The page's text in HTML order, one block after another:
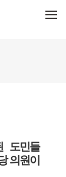
도민들
의원이